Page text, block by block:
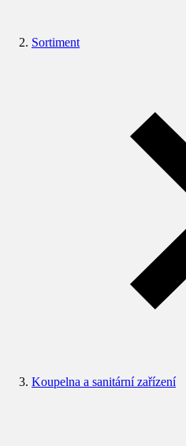
Sortiment
Koupelna a sanitární zařízení